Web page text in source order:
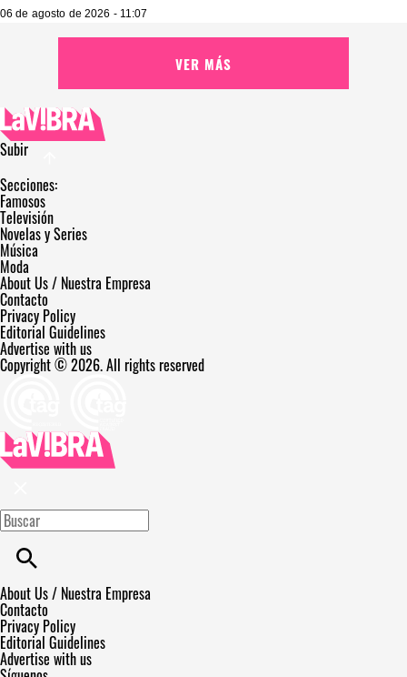
06 de agosto de 2026 - 11:07
VER MÁS
Subir
Secciones:
Famosos
Televisión
Novelas y Series
Música
Moda
About Us / Nuestra Empresa
Contacto
Privacy Policy
Editorial Guidelines
Advertise with us
Copyright © 2026. All rights reserved
About Us / Nuestra Empresa
Contacto
Privacy Policy
Editorial Guidelines
Advertise with us